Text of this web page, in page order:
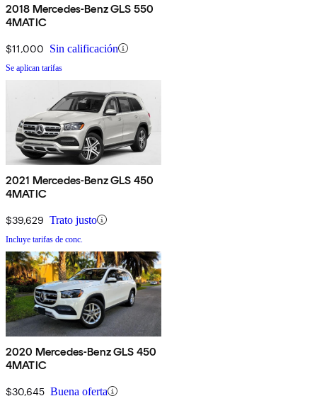
2018 Mercedes-Benz GLS 550
4MATIC
$11,000 Sin calificación
Se aplican tarifas
2021 Mercedes-Benz GLS 450
4MATIC
$39,629 Trato justo
Incluye tarifas de conc.
2020 Mercedes-Benz GLS 450
4MATIC
$30,645 Buena oferta